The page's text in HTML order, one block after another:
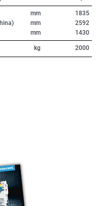
mm
mm
mm
1835
2592
1430
kg 2000